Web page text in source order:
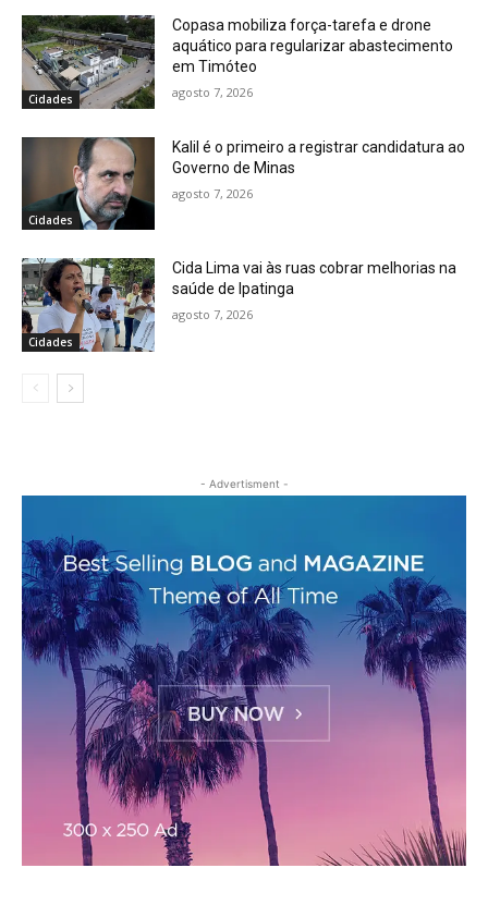
Cidades
Copasa mobiliza força-tarefa e drone
aquático para regularizar abastecimento
em Timóteo
agosto 7, 2026
Cidades
Kalil é o primeiro a registrar candidatura ao
Governo de Minas
agosto 7, 2026
Cidades
Cida Lima vai às ruas cobrar melhorias na
saúde de Ipatinga
agosto 7, 2026
- Advertisment -